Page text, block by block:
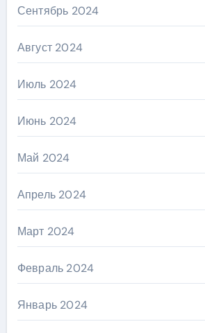
Сентябрь 2024
Август 2024
Июль 2024
Июнь 2024
Май 2024
Апрель 2024
Март 2024
Февраль 2024
Январь 2024